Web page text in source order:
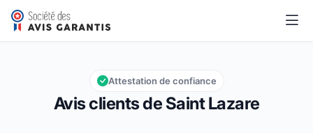
Saint Lazare
Note globale : 9,7 sur 10
9,7/10
Avis clients de Saint Lazare
Attestation de confiance